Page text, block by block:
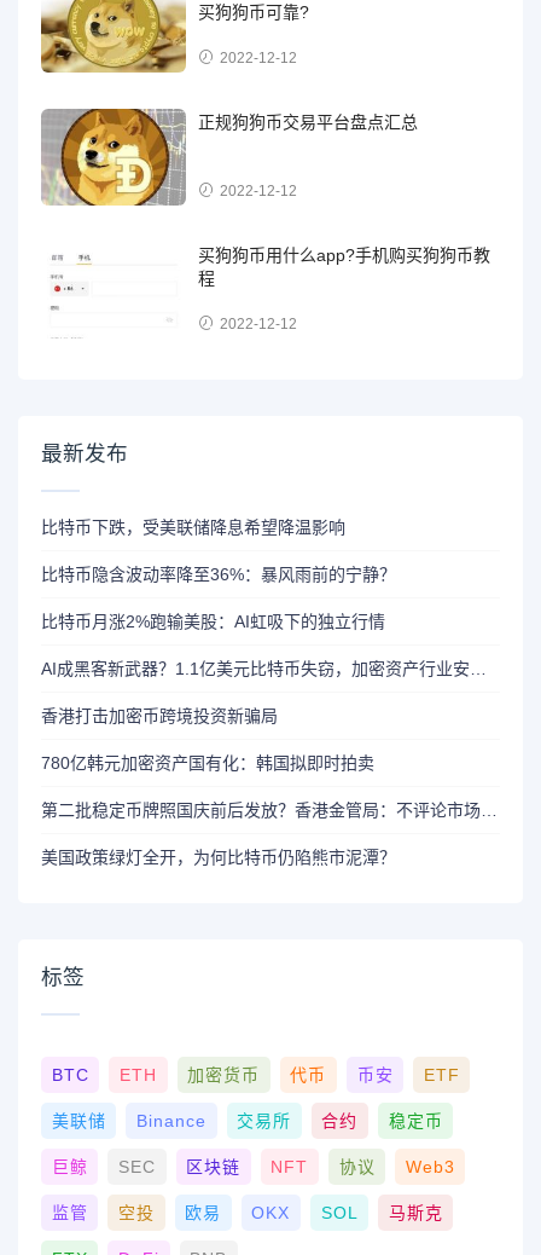
买狗狗币可靠?
2022-12-12
正规狗狗币交易平台盘点汇总
2022-12-12
买狗狗币用什么app?手机购买狗狗币教
程
2022-12-12
最新发布
比特币下跌，受美联储降息希望降温影响
比特币隐含波动率降至36%：暴风雨前的宁静？
比特币月涨2%跑输美股：AI虹吸下的独立行情
香港打击加密币跨境投资新骗局
780亿韩元加密资产国有化：韩国拟即时拍卖
美国政策绿灯全开，为何比特币仍陷熊市泥潭？
标签
BTC ETH 加密货币 代币 币安 ETF
美联储 Binance 交易所 合约 稳定币
巨鲸 SEC 区块链 NFT 协议 Web3
监管 空投 欧易 OKX SOL 马斯克